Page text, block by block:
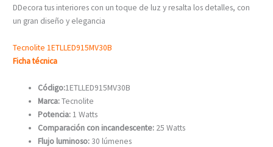
DDecora tus interiores con un toque de luz y resalta los detalles, con
un gran diseño y elegancia
Tecnolite 1ETLLED915MV30B
Ficha técnica
Código:1ETLLED915MV30B
Marca:Tecnolite
Potencia: 1 Watts
Comparación con incandescente: 25 Watts
Flujo luminoso:30 lúmenes